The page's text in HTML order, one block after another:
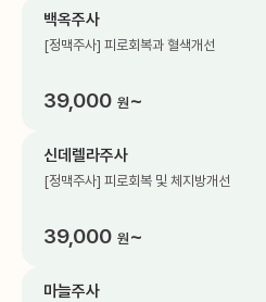
백옥주사
[정맥주사] 피로회복과 혈색개선
39,000 원 ~
신데렐라주사
[정맥주사] 피로회복 및 체지방개선
39,000 원 ~
마늘주사